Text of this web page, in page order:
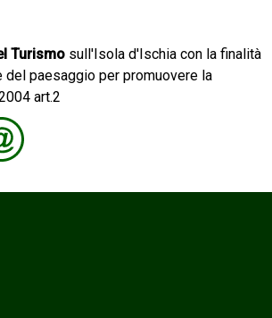
Turismo sull'Isola d'Ischia con la finalità
paesaggio per promuovere la
art.2